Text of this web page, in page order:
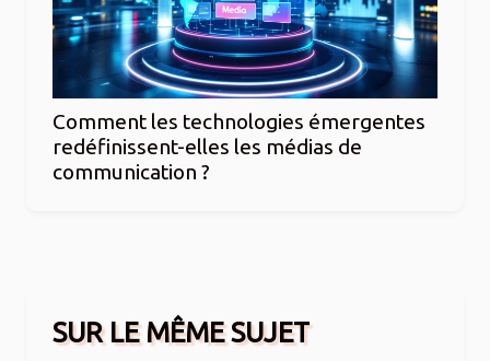
Comment les technologies émergentes
redéfinissent-elles les médias de
communication ?
SUR LE MÊME SUJET